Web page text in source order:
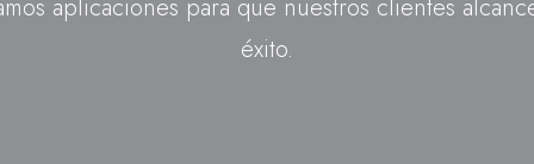
aplicaciones para que nuestros clientes
éxito.